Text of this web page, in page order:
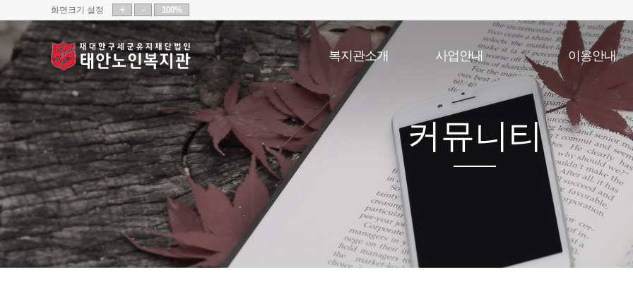
화면크기 설정 + - 100%
복지관소개
인사말
법인소개
기관개요
찾아오시는길
사업안내
노년사회화교육사업
상담사업
건강생활지원사업
급식지원사업
저소득 재가노인 식사배달사업
노인일자리 및 사회활동지원사업
이용안내
실버학당시간표
식단표
이용수칙
커뮤니티